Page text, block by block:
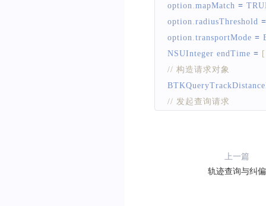
option mapMatch =
option radiusThreshold =
option transportMode =
NSUInteger endTime = [
// 构造请求对象
// 发起查询请求
上一篇
轨迹查询与纠偏